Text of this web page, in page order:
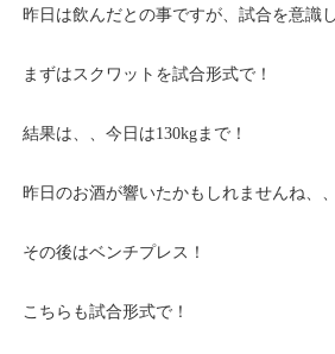
昨日は飲んだとの事ですが、試合を意識
まずはスクワットを試合形式で！
結果は、、今日は130kgまで！
昨日のお酒が響いたかもしれませんね、、
その後はベンチプレス！
こちらも試合形式で！